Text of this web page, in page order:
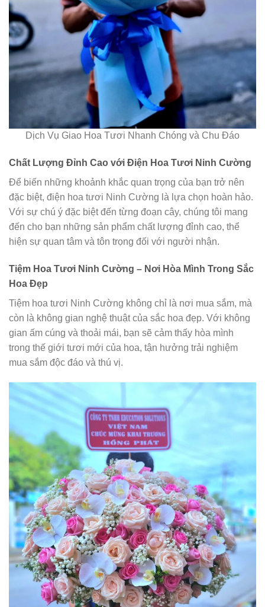
Dịch Vụ Giao Hoa Tươi Nhanh Chóng và Chu Đáo
Chất Lượng Đỉnh Cao với Điện Hoa Tươi Ninh Cường
Để biến những khoảnh khắc quan trọng của bạn trở nên
đặc biệt, điện hoa tươi Ninh Cường là lựa chọn hoàn hảo.
Với sự chú ý đặc biệt đến từng đoạn cây, chúng tôi mang
đến cho bạn những sản phẩm chất lượng đỉnh cao, thể
hiện sự quan tâm và tôn trọng đối với người nhận.
Tiệm Hoa Tươi Ninh Cường – Nơi Hòa Mình Trong Sắc
Hoa Đẹp
Tiệm hoa tươi Ninh Cường không chỉ là nơi mua sắm, mà
còn là không gian nghệ thuật của sắc hoa đẹp. Với không
gian ấm cúng và thoải mái, bạn sẽ cảm thấy hòa mình
trong thế giới tươi mới của hoa, tận hưởng trải nghiệm
mua sắm độc đáo và thú vị.